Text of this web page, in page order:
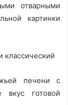
отварными
картинки
печени с
вкус готовой